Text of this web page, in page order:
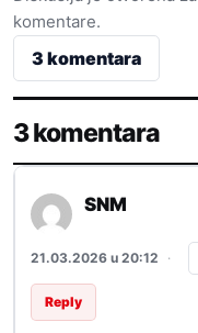
komentare.
3 komentara
3 komentara
SNM
21.03.2026 u 20:12 ·
Reply